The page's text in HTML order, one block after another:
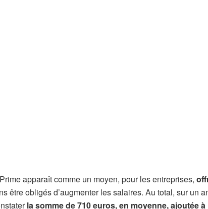
apparaît comme un moyen, pour les entreprises,
être obligés d’augmenter les salaires. Au total, sur un
la somme de 710 euros, en moyenne, ajoutée